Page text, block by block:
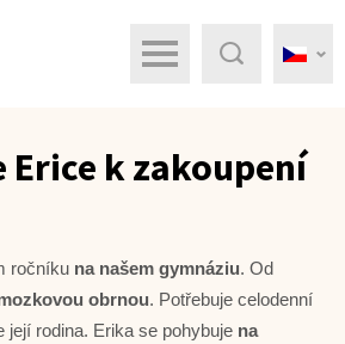
Menu
Erice k zakoupení
ročníku na našem gymnáziu. Od
obrnou. Potřebuje celodenní
její rodina. Erika se pohybuje na